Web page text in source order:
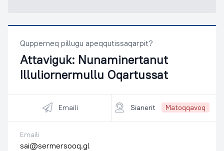
Qupperneq pillugu apeqqutissaqarpit?
Attaviguk: Nunaminertanut
Illuliornermullu Oqartussat
Emaili Sianerit Matoqqavoq
Emaili
sai@sermersooq.gl